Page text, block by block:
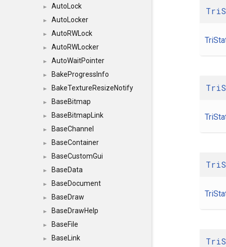
► AutoLock
► AutoLocker
► AutoRWLock
► AutoRWLocker
► AutoWaitPointer
► BakeProgressInfo
► BakeTextureResizeNotify
► BaseBitmap
► BaseBitmapLink
► BaseChannel
► BaseContainer
► BaseCustomGui
► BaseData
► BaseDocument
► BaseDraw
► BaseDrawHelp
► BaseFile
► BaseLink